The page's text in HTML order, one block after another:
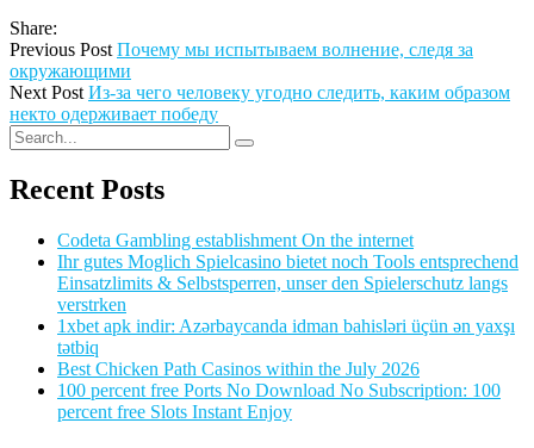
Share:
Previous Post Почему мы испытываем волнение, следя за
окружающими
Next Post Из-за чего человеку угодно следить, каким образом
некто одерживает победу
Recent Posts
Codeta Gambling establishment On the internet
Ihr gutes Moglich Spielcasino bietet noch Tools entsprechend
Einsatzlimits & Selbstsperren, unser den Spielerschutz langs
verstrken
1xbet apk indir: Azərbaycanda idman bahisləri üçün ən yaxşı
tətbiq
Best Chicken Path Casinos within the July 2026
100 percent free Ports No Download No Subscription: 100
percent free Slots Instant Enjoy